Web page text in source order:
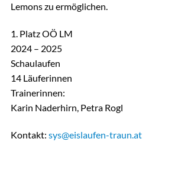
Lemons zu ermöglichen.
1. Platz OÖ LM
2024 – 2025
Schaulaufen
14 Läuferinnen
Trainerinnen:
Karin Naderhirn, Petra Rogl
Kontakt: sys@eislaufen-traun.at